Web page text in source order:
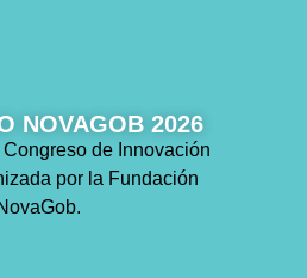
NOVAGOB 2026
de Innovación
por la Fundación